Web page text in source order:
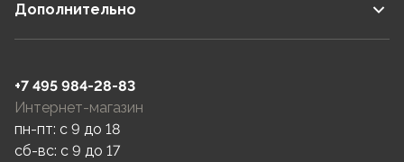
Дополнительно
+7 495 984-28-83
Интернет-магазин
пн-пт: c 9 до 18
сб-вс: c 9 до 17